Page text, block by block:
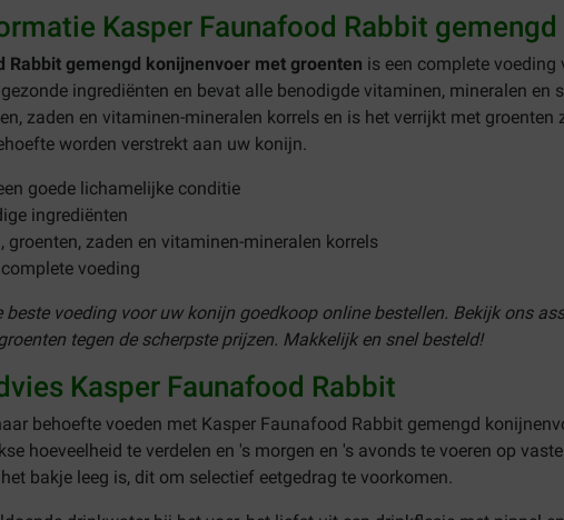
Kasper Faunafood Rabbit
Rabbit gemengd konijnenvoer met groenten is een complete
ingrediënten en bevat alle benodigde vitaminen, mineralen
zaden en vitaminen-mineralen korrels en is het verrijkt met
worden verstrekt aan uw konijn.
goede lichamelijke conditie
ingrediënten
groenten, zaden en vitaminen-mineralen korrels
voeding
beste voeding voor uw konijn goedkoop online bestellen. Bekijk ons
tegen de scherpste prijzen. Makkelijk en snel besteld!
Kasper Faunafood Rabbit
behoefte voeden met Kasper Faunafood Rabbit gemengd
hoeveelheid te verdelen en 's morgen en 's avonds te voeren op
bakje leeg is, dit om selectief eetgedrag te voorkomen.